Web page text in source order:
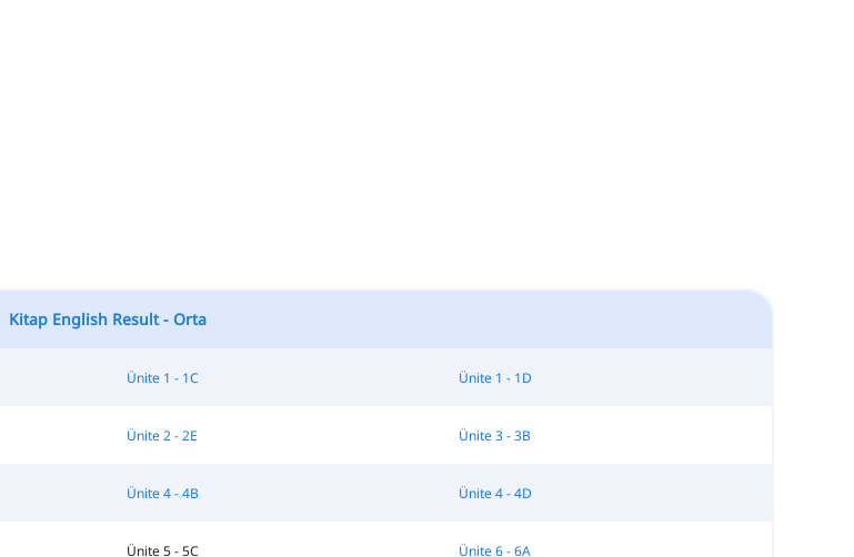
Kitap English Result - Orta
Ünite 1 - 1C Ünite 1 - 1D
Ünite 2 - 2E Ünite 3 - 3B
Ünite 4 - 4B Ünite 4 - 4D
Ünite 5 - 5C Ünite 6 - 6A